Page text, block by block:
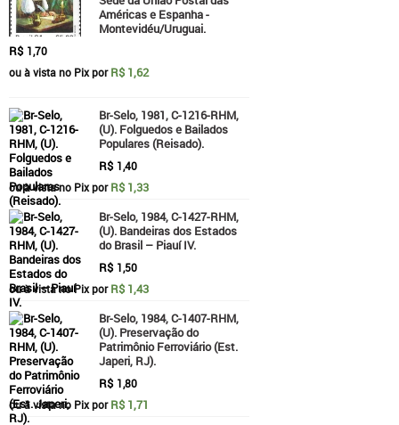
Américas e Espanha -
Montevidéu/Uruguai.
R$ 1,70
ou à vista no Pix porR$ 1,62
Br-Selo, 1981, C-1216-RHM,
(U). Folguedos e Bailados
Populares (Reisado).
R$ 1,40
ou à vista no Pix porR$ 1,33
Br-Selo, 1984, C-1427-RHM,
(U). Bandeiras dos Estados
do Brasil – Piauí IV.
R$ 1,50
ou à vista no Pix porR$ 1,43
Br-Selo, 1984, C-1407-RHM,
(U). Preservação do
Patrimônio Ferroviário (Est.
Japeri, RJ).
R$ 1,80
ou à vista no Pix porR$ 1,71